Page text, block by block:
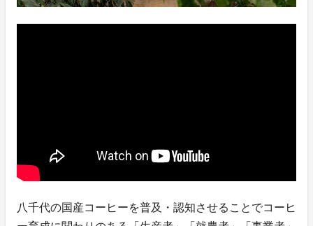
八千代の国産コーヒーを普及・認知させることでコーヒ